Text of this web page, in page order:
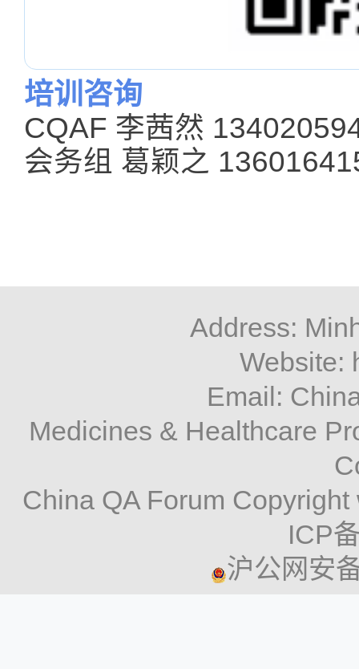
培训咨询
CQAF 李茜然
会务组 葛颖之
Address:
Website:
Email:
Medicines & Healthcare
China QA Forum
ICP
沪公网安